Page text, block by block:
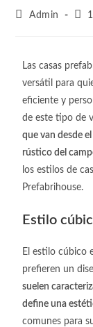
Admin
Las casas
versátil para
eficiente y
de este tipo de
que van desde
rústico del
losestilos de
Prefabrihouse.
Estilo
El estilo cúbico
prefieren un
suelen
define una
comunes para